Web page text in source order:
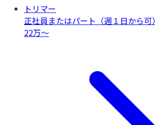
トリマー
正社員またはパート（週１日から可）
22万〜